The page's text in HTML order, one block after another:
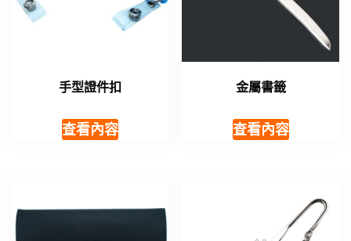
手型證件扣
查看內容
金屬書籤
查看內容